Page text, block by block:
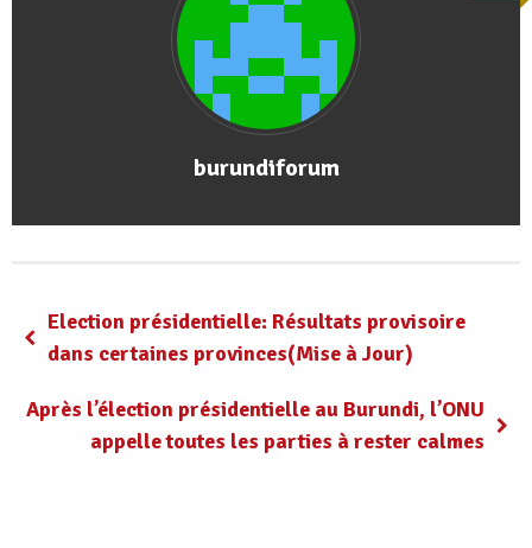
burundiforum
Election présidentielle: Résultats provisoire
dans certaines provinces(Mise à Jour)
Après l’élection présidentielle au Burundi, l’ONU
appelle toutes les parties à rester calmes